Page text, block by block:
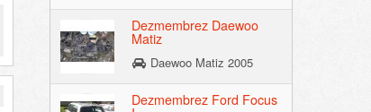
Dezmembrez Daewoo
Matiz
Daewoo Matiz 2005
Dezmembrez Ford Focus